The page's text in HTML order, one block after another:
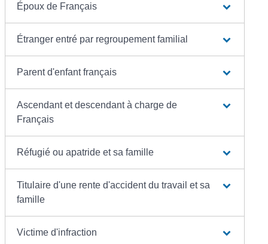
Époux de Français
Étranger entré par regroupement familial
Parent d'enfant français
Ascendant et descendant à charge de
Français
Réfugié ou apatride et sa famille
Titulaire d'une rente d'accident du travail et sa
famille
Victime d'infraction